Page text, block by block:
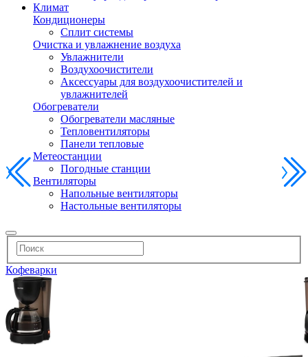
Климат
Кондиционеры
Сплит системы
Очистка и увлажнение воздуха
Увлажнители
Воздухоочистители
Аксессуары для воздухоочистителей и
увлажнителей
Обогреватели
Обогреватели масляные
Тепловентиляторы
Панели тепловые
Метеостанции
Погодные станции
Вентиляторы
Напольные вентиляторы
Настольные вентиляторы
Кофеварки